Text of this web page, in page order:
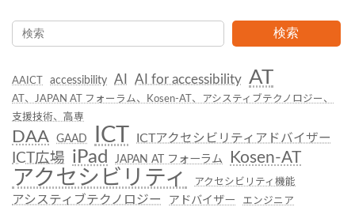
検索
AAICT accessibility AI AI for accessibility AT
AT、JAPAN AT フォーラム、Kosen-AT、アシスティブテクノロジー、
支援技術、高専
DAA GAAD ICT ICTアクセシビリティアドバイザー
ICT広場 iPad JAPAN AT フォーラム Kosen-AT
アクセシビリティ アクセシビリティ機能
アシスティブテクノロジー アドバイザー エンジニア